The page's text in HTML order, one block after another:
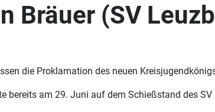
Bräuer (SV
die Proklamation des neuen
am 29. Juni auf dem Schießstand des